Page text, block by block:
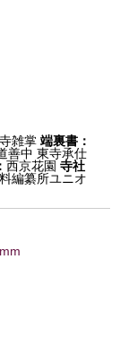
雑掌 端裏書：
善中 東寺承仕
西京花園 寺社
料編纂所ユニオ